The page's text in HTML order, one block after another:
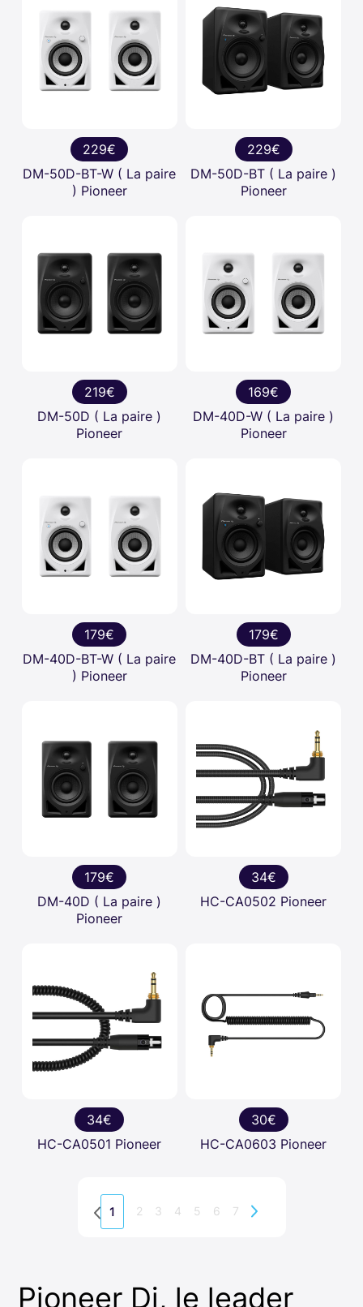
229€
DM-50D-BT-W ( La paire
) Pioneer
229€
DM-50D-BT ( La paire )
Pioneer
219€
DM-50D ( La paire )
Pioneer
169€
DM-40D-W ( La paire )
Pioneer
179€
DM-40D-BT-W ( La paire
) Pioneer
179€
DM-40D-BT ( La paire )
Pioneer
179€
DM-40D ( La paire )
Pioneer
34€
HC-CA0502 Pioneer
34€
HC-CA0501 Pioneer
30€
HC-CA0603 Pioneer
1 2 3 4 5 6 7
Pioneer Dj, le leader